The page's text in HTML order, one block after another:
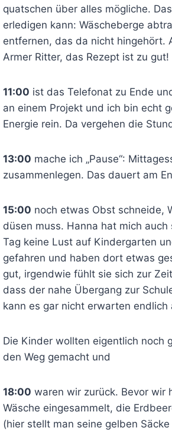
quatschen über alles mögliche.
erledigen kann: Wäscheberge
entfernen, das da nicht hingehört.
Armer Ritter, das Rezept ist zu gut!
11:00 ist das Telefonat zu Ende
an einem Projekt und ich bin echt
Energie rein. Da vergehen die
13:00 mache ich „Pause“:
zusammenlegen. Das dauert am
15:00 noch etwas Obst schneide,
düsen muss. Hanna hat mich
Tag keine Lust auf Kindergarten
gefahren und haben dort etwas
gut, irgendwie fühlt sie sich zur
dass der nahe Übergang zur
kann es gar nicht erwarten
Die Kinder wollten eigentlich noch
den Weg gemacht und
18:00 waren wir zurück. Bevor wir
Wäsche eingesammelt, die
(hier stellt man seine gelben